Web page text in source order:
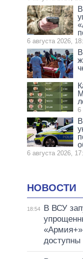
6 августа 2026,
6
6 августа 2026,
НОВОСТИ
18:54
В ВСУ
доступны